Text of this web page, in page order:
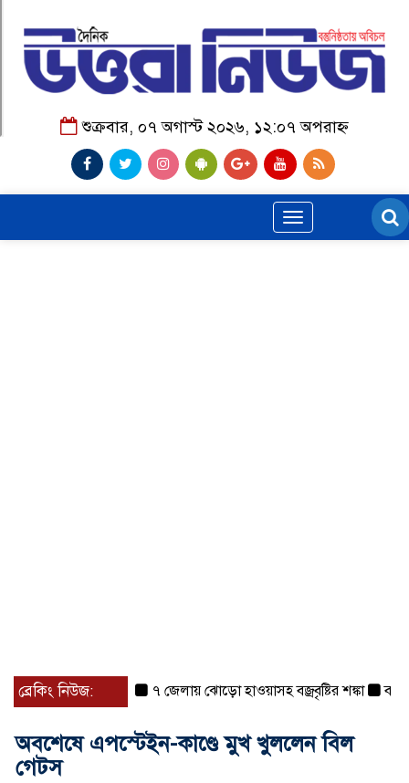
শুক্রবার, ০৭ অগাস্ট ২০২৬, ১২:০৭ অপরাহ্ন
Toggle
navigation
ব্রেকিং নিউজ: ৭ জেলায় ঝোড়ো হাওয়াসহ বজ্রবৃষ্টির শঙ্কা বগুড়া ও
অবশেষে এপস্টেইন-কাণ্ডে মুখ খুললেন বিল
গেটস